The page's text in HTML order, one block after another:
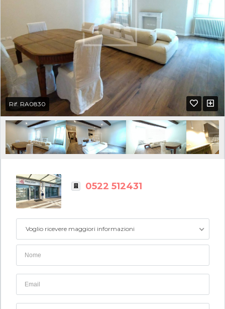
Rif. RA0830
0522 512431
Voglio ricevere maggiori informazioni